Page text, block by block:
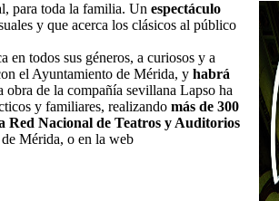
para toda la familia. Un espectáculo
y que acerca los clásicos al público
en todos sus géneros, a curiosos y a
el Ayuntamiento de Mérida, y habrá
obra de la compañía sevillana Lapso ha
y familiares, realizando más de 300
Red Nacional de Teatros y Auditorios
Mérida, o en la web